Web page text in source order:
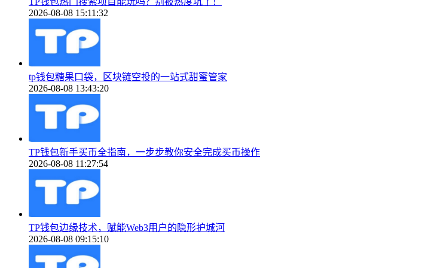
2026-08-08 15:11:32
tp钱包糖果口袋，区块链空投的一站式甜蜜管家
2026-08-08 13:43:20
TP钱包新手买币全指南，一步步教你安全完成买币操作
2026-08-08 11:27:54
TP钱包边缘技术，赋能Web3用户的隐形护城河
2026-08-08 09:15:10